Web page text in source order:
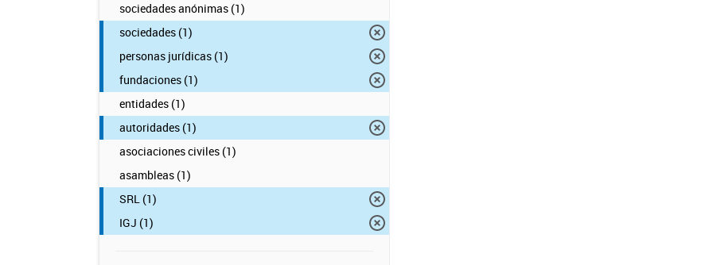
sociedades anónimas (1)
sociedades (1)
personas jurídicas (1)
fundaciones (1)
entidades (1)
autoridades (1)
asociaciones civiles (1)
asambleas (1)
SRL (1)
IGJ (1)